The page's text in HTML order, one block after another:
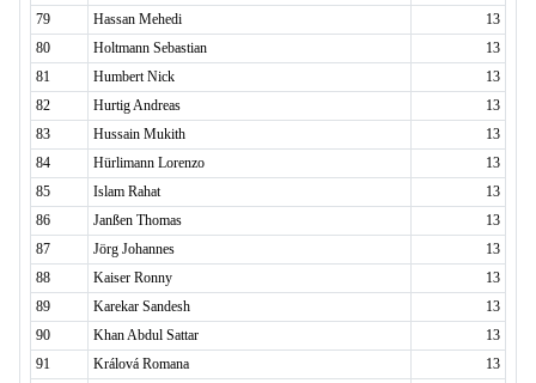
79
Hassan Mehedi
13
80
Holtmann Sebastian
13
81
Humbert Nick
13
82
Hurtig Andreas
13
83
Hussain Mukith
13
84
Hürlimann Lorenzo
13
85
Islam Rahat
13
86
Janßen Thomas
13
87
Jörg Johannes
13
88
Kaiser Ronny
13
89
Karekar Sandesh
13
90
Khan Abdul Sattar
13
91
Králová Romana
13